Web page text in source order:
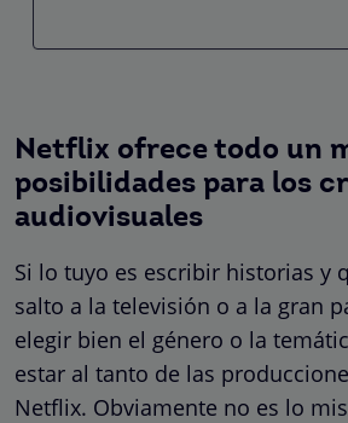
Netflix ofrece todo un
posibilidades para los
audiovisuales
Si lo tuyo es escribir historias y
salto a la televisión o a la gran
elegir bien el género o la
estar al tanto de las
Netflix. Obviamente no es lo